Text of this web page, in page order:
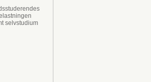
selvstudium